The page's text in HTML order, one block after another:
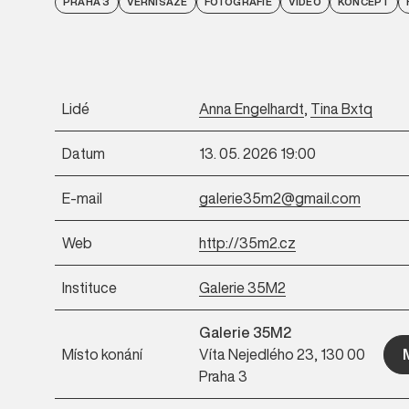
Lidé Anna Engelhardt, Tina Bxtq
Datum 13. 05. 2026 19:00
E-mail galerie35m2@gmail.com
Web http://35m2.cz
Instituce Galerie 35M2
Místo konání
Galerie 35M2
Víta Nejedlého 23, 130 00
Praha 3